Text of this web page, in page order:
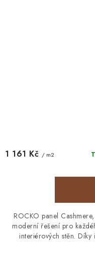
1 161 Kč / m2
ROCKO panel
moderní řešení pro
interiérových stěn. Díky